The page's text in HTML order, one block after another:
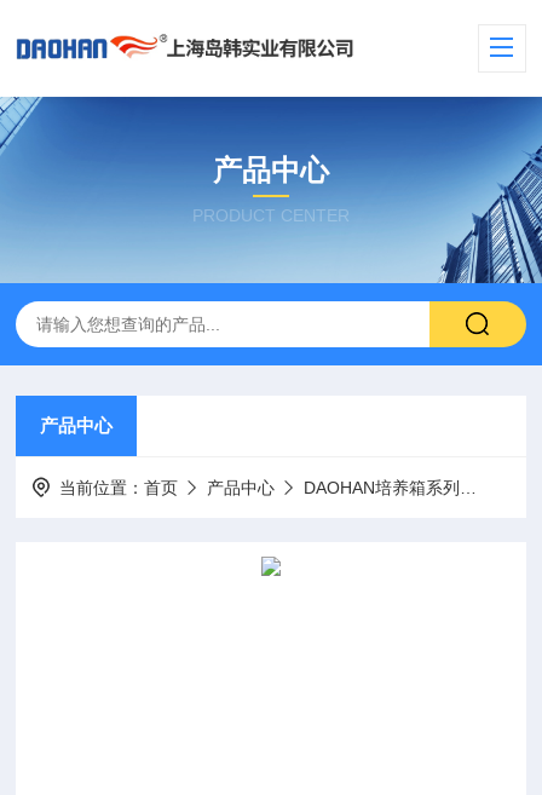
产品中心
PRODUCT CENTER
产品中心
当前位置：首页 产品中心 DAOHAN培养箱系列